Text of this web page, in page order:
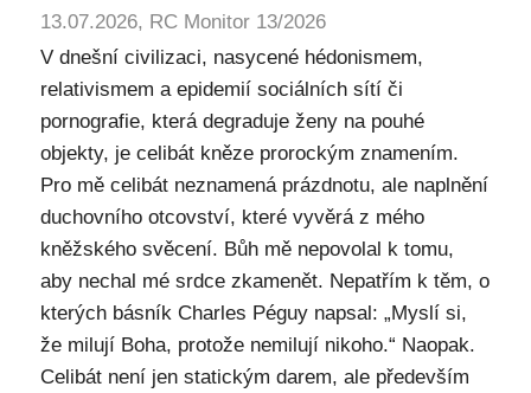
13.07.2026, RC Monitor 13/2026
V dnešní civilizaci, nasycené hédonismem,
relativismem a epidemií sociálních sítí či
pornografie, která degraduje ženy na pouhé
objekty, je celibát kněze prorockým znamením.
Pro mě celibát neznamená prázdnotu, ale naplnění
duchovního otcovství, které vyvěrá z mého
kněžského svěcení. Bůh mě nepovolal k tomu,
aby nechal mé srdce zkamenět. Nepatřím k těm, o
kterých básník Charles Péguy napsal: „Myslí si,
že milují Boha, protože nemilují nikoho.“ Naopak.
Celibát není jen statickým darem, ale především